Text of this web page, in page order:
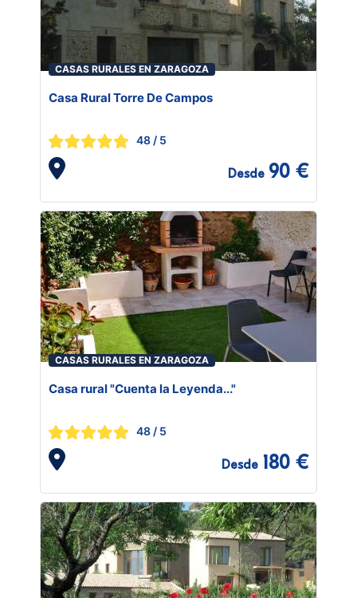
CASAS RURALES EN ZARAGOZA
Casa Rural Torre De Campos
48 / 5
Desde 90 €
CASAS RURALES EN ZARAGOZA
Casa rural "Cuenta la Leyenda..."
48 / 5
Desde 180 €